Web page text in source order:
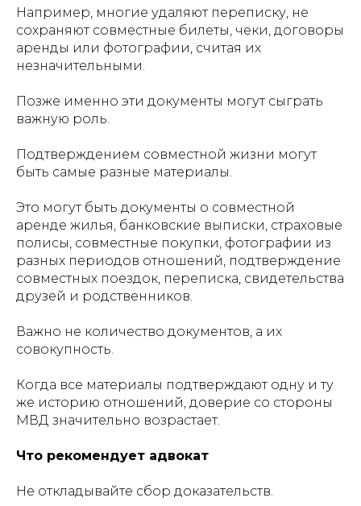
Например, многие удаляют переписку, не
сохраняют совместные билеты, чеки, договоры
аренды или фотографии, считая их
незначительными.
Позже именно эти документы могут сыграть
важную роль.
Подтверждением совместной жизни могут
быть самые разные материалы.
Это могут быть документы о совместной
аренде жилья, банковские выписки, страховые
полисы, совместные покупки, фотографии из
разных периодов отношений, подтверждение
совместных поездок, переписка, свидетельства
друзей и родственников.
Важно не количество документов, а их
совокупность.
Когда все материалы подтверждают одну и ту
же историю отношений, доверие со стороны
МВД значительно возрастает.
Что рекомендует адвокат
Не откладывайте сбор доказательств.